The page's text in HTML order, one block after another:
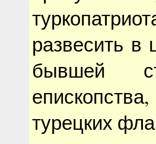
развесить в
бывшей
турецких